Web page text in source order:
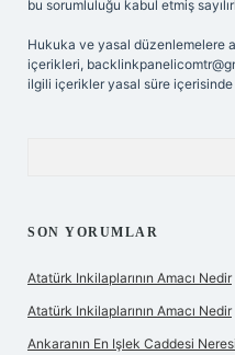
bu sorumluluğu kabul etmiş
Hukuka ve yasal düzenlemelere
içerikleri,
ilgili içerikler yasal süre içerisinde
SON YORUMLAR
Atatürk Inkilaplarının Amacı Nedir
Atatürk Inkilaplarının Amacı Nedir
Ankaranın En Işlek Caddesi Neresi